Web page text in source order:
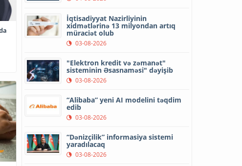
İqtisadiyyat Nazirliyinin
xidmətlərinə 13 milyondan artıq
müraciət olub
03-08-2026
"Elektron kredit və zəmanət"
sisteminin Əsasnaməsi" dəyişib
03-08-2026
“Alibaba” yeni AI modelini təqdim
edib
03-08-2026
“Dənizçilik” informasiya sistemi
yaradılacaq
03-08-2026